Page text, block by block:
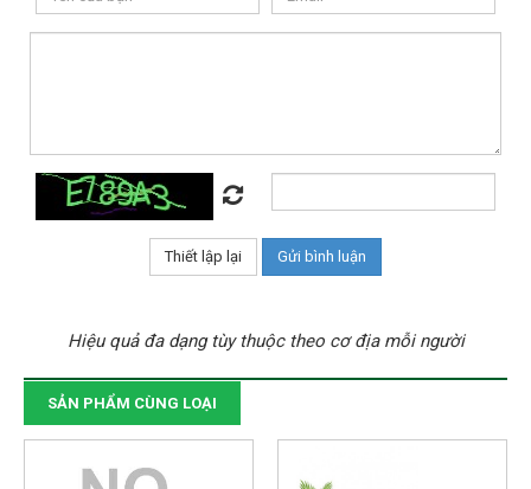
Hiệu quả đa dạng tùy thuộc theo cơ địa mỗi người
SẢN PHẨM CÙNG LOẠI